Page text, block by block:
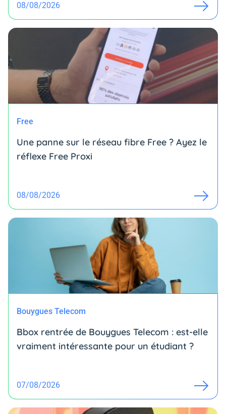
08/08/2026
Free
Une panne sur le réseau fibre Free ? Ayez le
réflexe Free Proxi
08/08/2026
Bouygues Telecom
Bbox rentrée de Bouygues Telecom : est-elle
vraiment intéressante pour un étudiant ?
07/08/2026